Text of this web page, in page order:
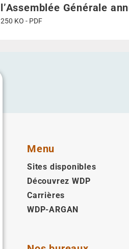
l’Assemblée Générale
250 KO - PDF
Menu
Sites disponibles
Découvrez WDP
Carrières
WDP-ARGAN